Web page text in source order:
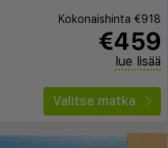
Kokonaishinta €918
€459
lue lisää
Valitse matka